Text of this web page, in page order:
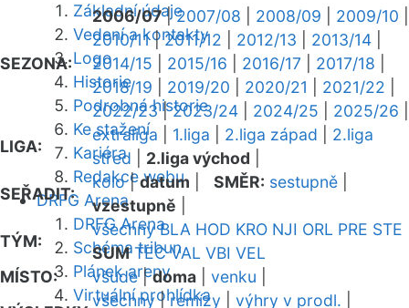
Základní údaje
Vedení a kontakty
Logo
Historie
Podrobná historie
Ke stažení
Kariéra
Redakce webu
DRFG Arena
DRFG Arena
Schéma tribun
Plánek areny
Virtuální prohlídka
SEZONA:
2006/07|2007/08 2008/09 2009/10
2010/11|2011/12 2012/13 2013/14
2014/15
2015/16 2016/17 2017/18
2018/19
2019/20 2020/21 2021/22
2022/23|2023/24 2024/25 2025/26
LIGA:
extraliga 1.liga 2.liga západ
2.liga
střed
2.liga východ
SEŘADIT:
kolo|datum SMĚR: sestupně
vzestupně
TÝM:
všechny BLA HOD KRO NJI ORL PRE STE
SUM TEC VAL VBI VEL
MÍSTO:
všude|doma venku
všechny|remízy výhry v prodl.